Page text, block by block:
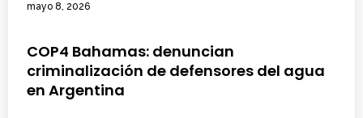
mayo 8, 2026
COP4 Bahamas: denuncian
criminalización de defensores del agua
en Argentina